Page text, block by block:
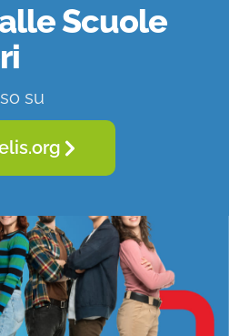
Scuole
su